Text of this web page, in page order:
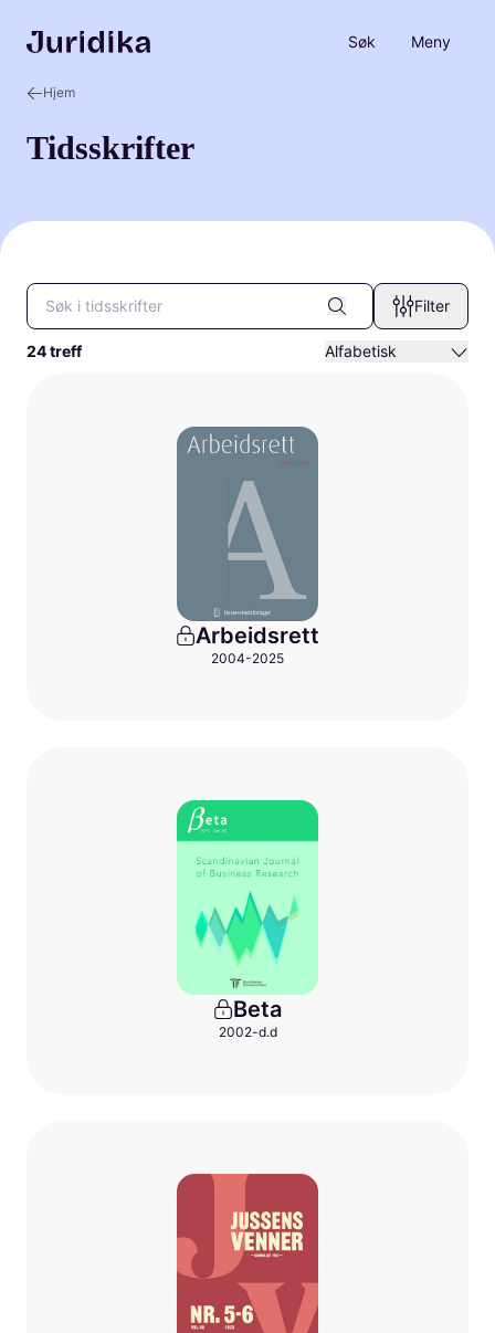
Søk Meny
Hjem
Tidsskrifter
Filtrer på tidsskrift
Filter
24 treff
24 treff
Sorter etter
Tidsskrifter
Arbeidsrett
2004-2025
Beta
2002-d.d